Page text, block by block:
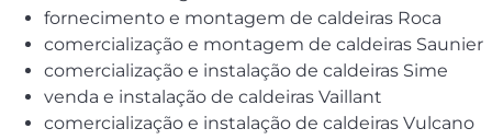
fornecimento e montagem de caldeiras Roca
comercialização e montagem de caldeiras Saunier
comercialização e instalação de caldeiras Sime
venda e instalação de caldeiras Vaillant
comercialização e instalação de caldeiras Vulcano